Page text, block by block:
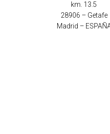
km. 13.5
28906 – Getafe
Madrid –